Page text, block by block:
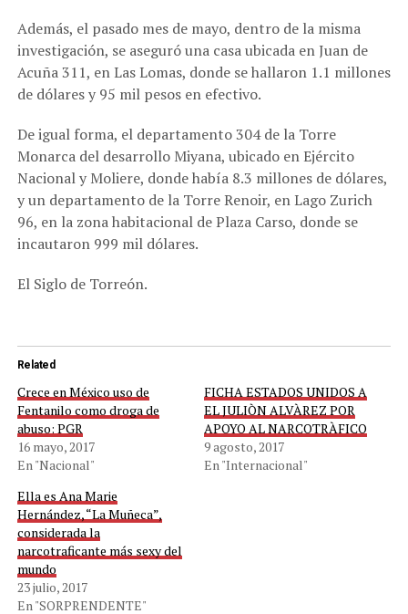
Además, el pasado mes de mayo, dentro de la misma
investigación, se aseguró una casa ubicada en Juan de
Acuña 311, en Las Lomas, donde se hallaron 1.1 millones
de dólares y 95 mil pesos en efectivo.
De igual forma, el departamento 304 de la Torre
Monarca del desarrollo Miyana, ubicado en Ejército
Nacional y Moliere, donde había 8.3 millones de dólares,
y un departamento de la Torre Renoir, en Lago Zurich
96, en la zona habitacional de Plaza Carso, donde se
incautaron 999 mil dólares.
El Siglo de Torreón.
Related
Crece en México uso de
Fentanilo como droga de
abuso: PGR
16 mayo, 2017
En "Nacional"
FICHA ESTADOS UNIDOS A
EL JULIÒN ALVÀREZ POR
APOYO AL NARCOTRÀFICO
9 agosto, 2017
En "Internacional"
Ella es Ana Marie
Hernández, “La Muñeca”,
considerada la
narcotraficante más sexy del
mundo
23 julio, 2017
En "SORPRENDENTE"